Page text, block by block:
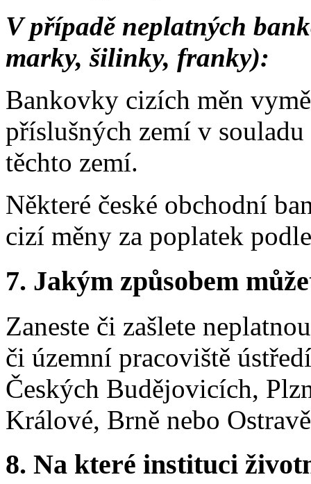
V případě neplatných
marky, šilinky, franky):
Bankovky cizích měn
příslušných zemí v
těchto zemí.
Některé české obchodní
cizí měny za poplatek
7. Jakým způsobem
Zaneste či zašlete
či územní pracoviště
Českých Budějovicích,
Králové, Brně nebo
8. Na které instituci